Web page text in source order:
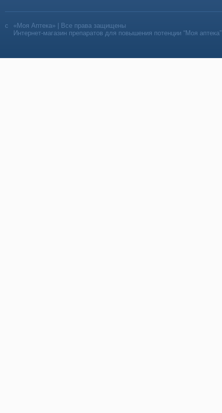
«Моя Аптека» | Все права защищены
Интернет-магазин препаратов для повышения потенции “Моя